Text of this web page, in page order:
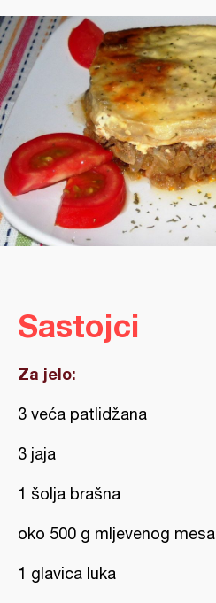
Sastojci
Za jelo:
3 veća patlidžana
3 jaja
1 šolja brašna
oko 500 g mljevenog mesa
1 glavica luka